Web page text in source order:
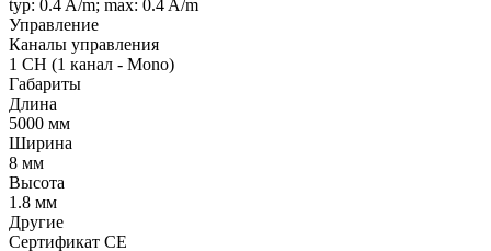
typ: 0.4 A/m; max: 0.4 A/m
Управление
Каналы управления
1 CH (1 канал - Mono)
Габариты
Длина
5000 мм
Ширина
8 мм
Высота
1.8 мм
Другие
Сертификат CE